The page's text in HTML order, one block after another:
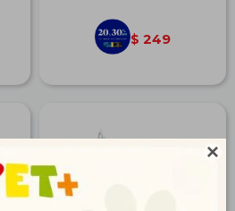

$ 249